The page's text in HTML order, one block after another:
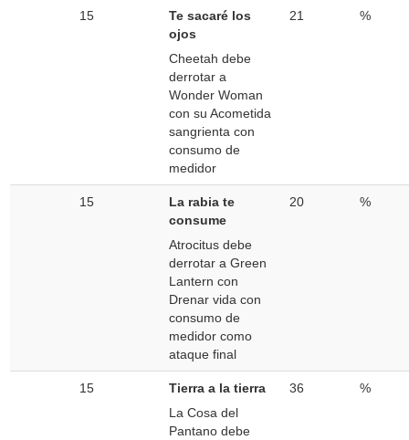
15
Te sacaré los
ojos
Cheetah debe
derrotar a
Wonder Woman
con su Acometida
sangrienta con
consumo de
medidor
21 %
15
La rabia te
consume
Atrocitus debe
derrotar a Green
Lantern con
Drenar vida con
consumo de
medidor como
ataque final
20 %
15
Tierra a la tierra
La Cosa del
Pantano debe
36 %